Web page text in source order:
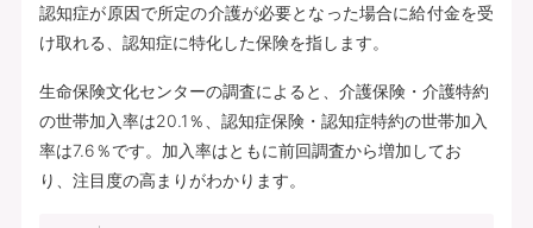
認知症が原因で所定の介護が必要となった場合に給付金を受
け取れる、認知症に特化した保険を指します。
生命保険文化センターの調査によると、介護保険・介護特約
の世帯加入率は20.1％、認知症保険・認知症特約の世帯加入
率は7.6％です。加入率はともに前回調査から増加してお
り、注目度の高まりがわかります。